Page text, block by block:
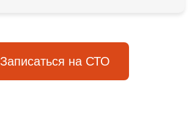
Записаться на СТО